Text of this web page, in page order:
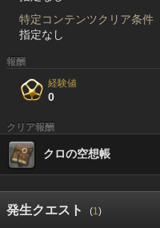
特定コンテンツクリア条件
指定なし
報酬
経験値
0
クリア報酬
クロの空想帳
発生クエスト (1)